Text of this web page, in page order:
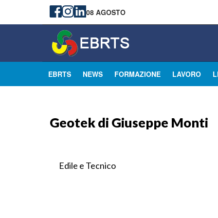
08 AGOSTO
EBRTS NEWS FORMAZIONE LAVORO
Geotek di Giuseppe Monti
Edile e Tecnico